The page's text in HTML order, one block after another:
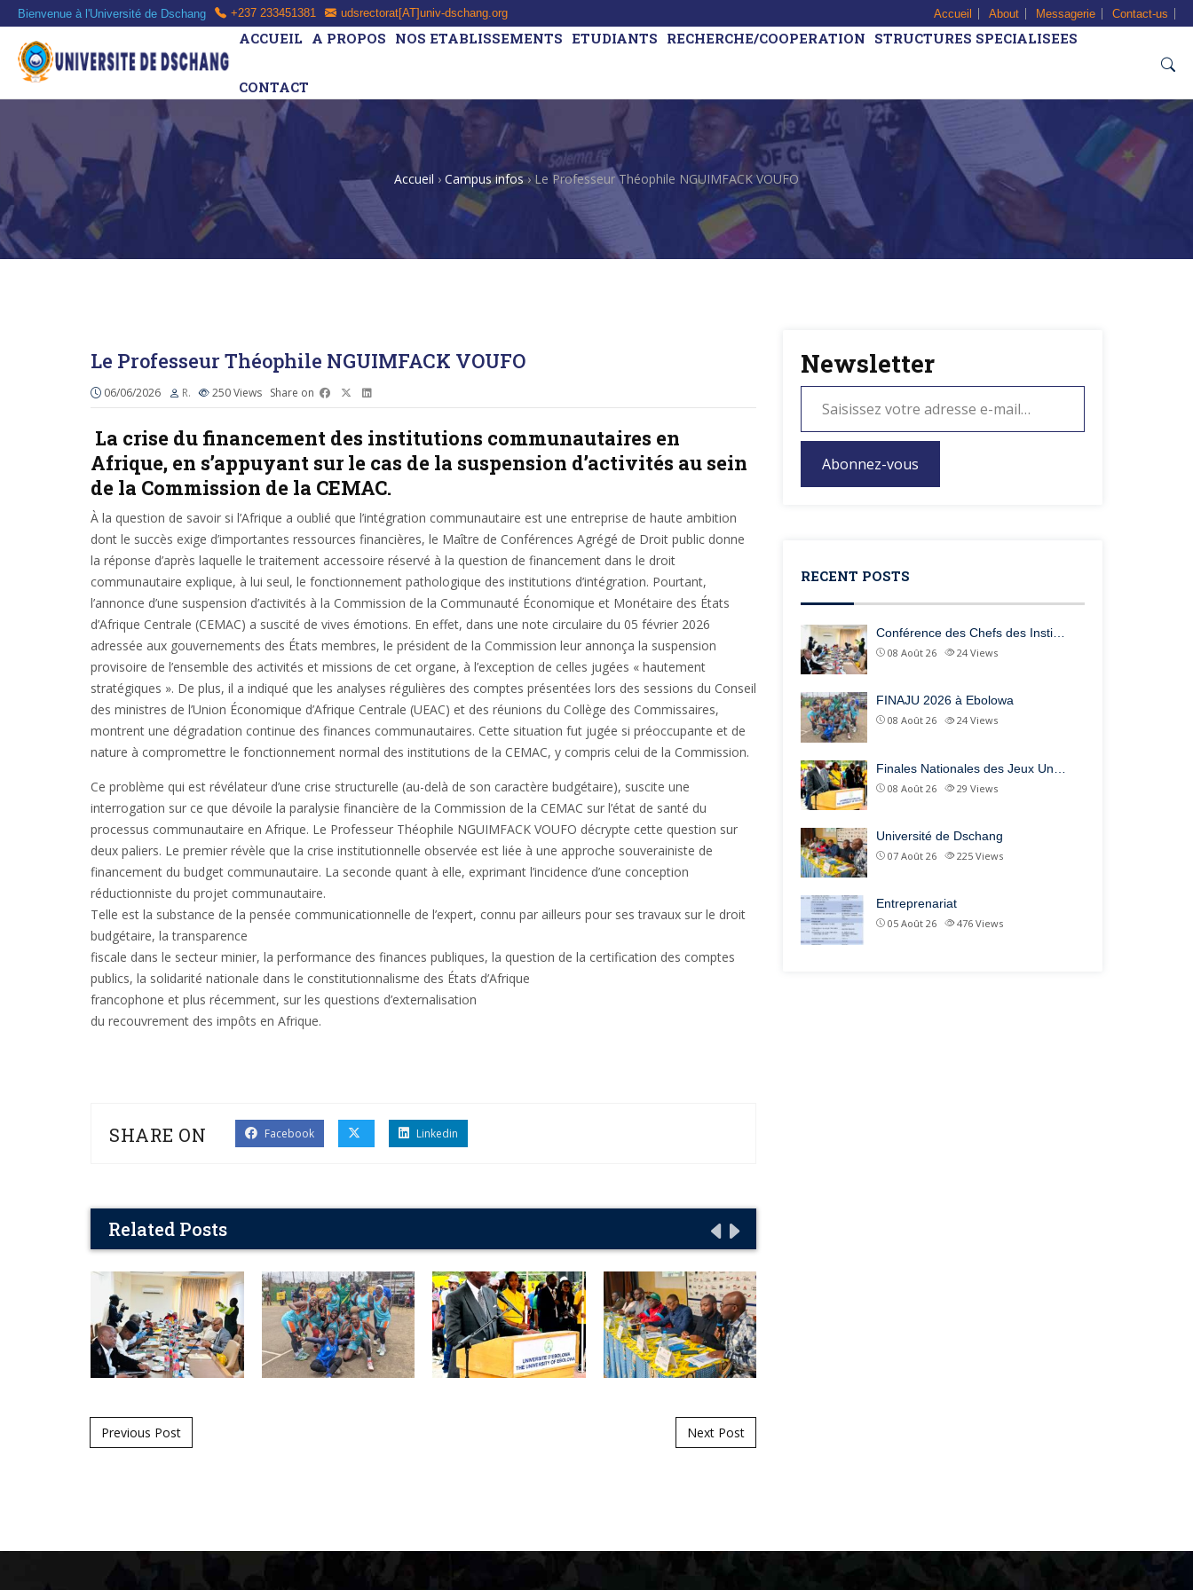
Bienvenue à l'Université de Dschang +237 233451381 udsrectorat[AT]univ-dschang.org Accueil About Messagerie Contact-us
ACCUEIL A PROPOS NOS ETABLISSEMENTS ETUDIANTS RECHERCHE/COOPERATION STRUCTURES SPECIALISEES
CONTACT
Accueil › Campus infos› Le Professeur Théophile NGUIMFACK VOUFO
Le Professeur Théophile NGUIMFACK VOUFO
06/06/2026 R. 250Views Share on
La crise du financement des institutions communautaires en
Afrique, en s’appuyant sur le cas de la suspension d’activités au sein
de la Commission de la CEMAC.
À la question de savoir si l’Afrique a oublié que l’intégration communautaire est une entreprise de haute ambition
dont le succès exige d’importantes ressources financières, le Maître de Conférences Agrégé de Droit public donne
la réponse d’après laquelle le traitement accessoire réservé à la question de financement dans le droit
communautaire explique, à lui seul, le fonctionnement pathologique des institutions d’intégration. Pourtant,
l’annonce d’une suspension d’activités à la Commission de la Communauté Économique et Monétaire des États
d’Afrique Centrale (CEMAC) a suscité de vives émotions. En effet, dans une note circulaire du 05 février 2026
adressée aux gouvernements des États membres, le président de la Commission leur annonça la suspension
provisoire de l’ensemble des activités et missions de cet organe, à l’exception de celles jugées « hautement
stratégiques ». De plus, il a indiqué que les analyses régulières des comptes présentées lors des sessions du Conseil
des ministres de l’Union Économique d’Afrique Centrale (UEAC) et des réunions du Collège des Commissaires,
montrent une dégradation continue des finances communautaires. Cette situation fut jugée si préoccupante et de
nature à compromettre le fonctionnement normal des institutions de la CEMAC, y compris celui de la Commission.
Ce problème qui est révélateur d’une crise structurelle (au-delà de son caractère budgétaire), suscite une
interrogation sur ce que dévoile la paralysie financière de la Commission de la CEMAC sur l’état de santé du
processus communautaire en Afrique. Le Professeur Théophile NGUIMFACK VOUFO décrypte cette question sur
deux paliers. Le premier révèle que la crise institutionnelle observée est liée à une approche souverainiste de
financement du budget communautaire. La seconde quant à elle, exprimant l’incidence d’une conception
réductionniste du projet communautaire.
Telle est la substance de la pensée communicationnelle de l’expert, connu par ailleurs pour ses travaux sur le droit
budgétaire, la transparence
fiscale dans le secteur minier, la performance des finances publiques, la question de la certification des comptes
publics, la solidarité nationale dans le constitutionnalisme des États d’Afrique
francophone et plus récemment, sur les questions d’externalisation
du recouvrement des impôts en Afrique.
SHARE ON Facebook Linkedin
Related Posts
Post navigation
Previous Post Next Post
Newsletter
Abonnez-vous
RECENT POSTS
Conférence des Chefs des Insti…
08 Août 26 24 Views
FINAJU 2026 à Ebolowa
08 Août 26 24 Views
Finales Nationales des Jeux Un…
08 Août 26 29 Views
Université de Dschang
07 Août 26 225 Views
Entreprenariat
05 Août 26 476 Views